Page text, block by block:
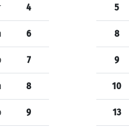
4
6
7
8
9
5
8
9
10
13